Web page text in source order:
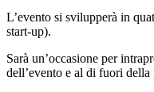
L’evento si svilupperà in
start-up).
Sarà un’occasione per
dell’evento e al di fuori della